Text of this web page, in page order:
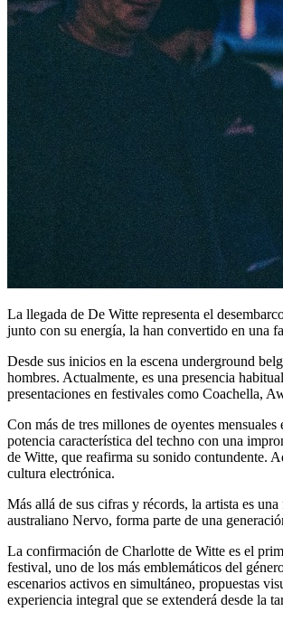
La llegada de De Witte representa el
junto con su energía, la han convertido en una
Desde sus inicios en la escena underground
hombres. Actualmente, es una presencia
presentaciones en festivales como Coachella,
Con más de tres millones de oyentes
potencia característica del techno con una
de Witte, que reafirma su sonido contundente.
cultura electrónica.
Más allá de sus cifras y récords, la artista es
australiano Nervo, forma parte de una
La confirmación de Charlotte de Witte es el
festival, uno de los más emblemáticos del
escenarios activos en simultáneo, propuestas
experiencia integral que se extenderá desde la